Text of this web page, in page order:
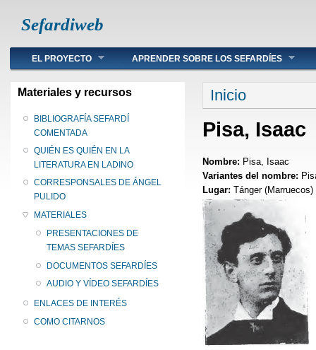
Sefardiweb
Main menu
EL PROYECTO APRENDER SOBRE LOS SEFARDÍES
Materiales y recursos
BIBLIOGRAFÍA SEFARDÍ
COMENTADA
QUIÉN ES QUIÉN EN LA
LITERATURA EN LADINO
CORRESPONSALES DE ÁNGEL
PULIDO
MATERIALES
PRESENTACIONES DE
TEMAS SEFARDÍES
DOCUMENTOS SEFARDÍES
AUDIO Y VÍDEO SEFARDÍES
ENLACES DE INTERÉS
COMO CITARNOS
Se encuentra
Inicio
Pisa, Isaac
Nombre: Pisa, Isaac
Variantes del nombre:
Lugar: Tánger (Marruecos)